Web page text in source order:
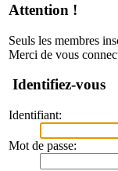
Attention !
Seuls les membres
Merci de vous
Identifiez-vous
Identifiant:
Mot de passe: